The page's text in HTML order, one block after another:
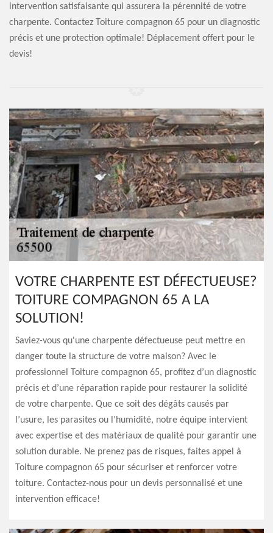
intervention satisfaisante qui assurera la pérennité de votre
charpente. Contactez Toiture compagnon 65 pour un diagnostic
précis et une protection optimale! Déplacement offert pour le
devis!
VOTRE CHARPENTE EST DÉFECTUEUSE?
TOITURE COMPAGNON 65 A LA
SOLUTION!
Saviez-vous qu'une charpente défectueuse peut mettre en
danger toute la structure de votre maison? Avec le
professionnel Toiture compagnon 65, profitez d’un diagnostic
précis et d’une réparation rapide pour restaurer la solidité
de votre charpente. Que ce soit des dégâts causés par
l’usure, les parasites ou l’humidité, notre équipe intervient
avec expertise et des matériaux de qualité pour garantir une
solution durable. Ne prenez pas de risques, faites appel à
Toiture compagnon 65 pour sécuriser et renforcer votre
toiture. Contactez-nous pour un devis personnalisé et une
intervention efficace!